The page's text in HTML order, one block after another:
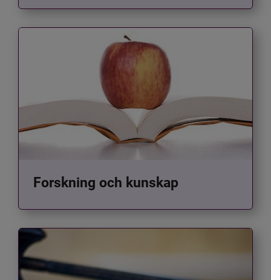
Forskning och kunskap